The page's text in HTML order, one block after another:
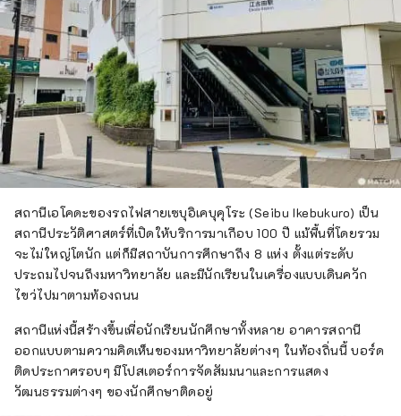
สถานีเอโคดะของรถไฟสายเซบุอิเคบุคุโระ (Seibu Ikebukuro) เป็น
สถานีประวัติศาสตร์ที่เปิดให้บริการมาเกือบ 100 ปี แม้พื้นที่โดยรวม
จะไม่ใหญ่โตนัก แต่ก็มีสถาบันการศึกษาถึง 8 แห่ง ตั้งแต่ระดับ
ประถมไปจนถึงมหาวิทยาลัย และมีนักเรียนในเครื่องแบบเดินควัก
ไขว่ไปมาตามท้องถนน
สถานีแห่งนี้สร้างขึ้นเพื่อนักเรียนนักศึกษาทั้งหลาย อาคารสถานี
ออกแบบตามความคิดเห็นของมหาวิทยาลัยต่างๆ ในท้องถิ่นนี้ บอร์ด
ติดประกาศรอบๆ มีโปสเตอร์การจัดสัมมนาและการแสดง
วัฒนธรรมต่างๆ ของนักศึกษาติดอยู่